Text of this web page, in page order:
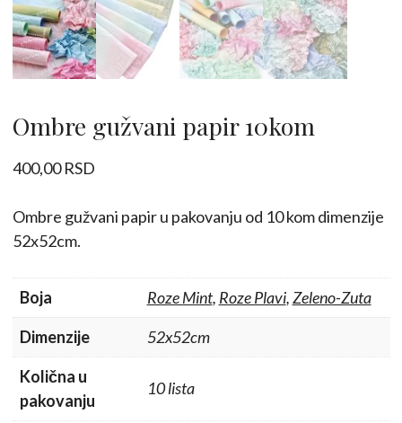
Ombre gužvani papir 10kom
400,00RSD
Ombre gužvani papir u pakovanju od 10 kom dimenzije
52x52cm.
Boja Roze Mint, Roze Plavi,Zeleno-Zuta
Dimenzije
52x52cm
Količna u
pakovanju
10 lista